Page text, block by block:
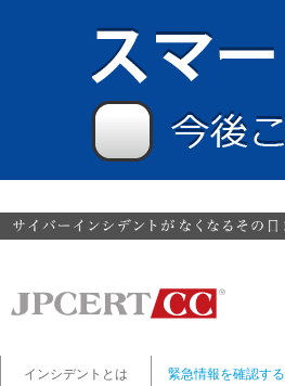
インシデントとは 緊急情報を確認する